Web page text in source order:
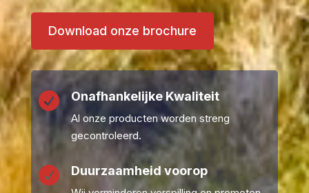
Download onze brochure
 Onafhankelijke Kwaliteit
Al onze producten worden streng
gecontroleerd.
 Duurzaamheid voorop